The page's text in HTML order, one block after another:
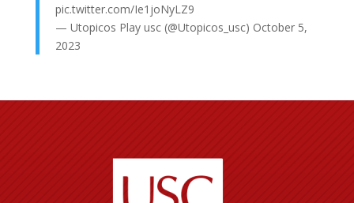
pic.twitter.com/Ie1joNyLZ9
— Utopicos Play usc (@Utopicos_usc) October 5,
2023